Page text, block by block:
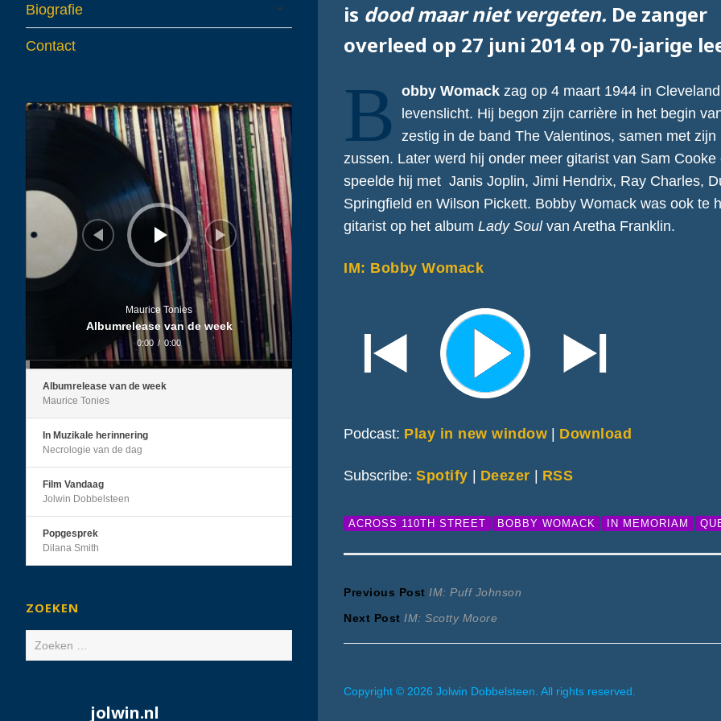
Biografie
child
menu
Contact
Audiospeler
Maurice Tonies
Albumrelease van de week
0:00 / 0:00
Albumrelease van de week
Maurice Tonies
In Muzikale herinnering
Necrologie van de dag
Film Vandaag
Jolwin Dobbelsteen
Popgesprek
Dilana Smith
ZOEKEN
Zoeken
naar:
jolwin.nl
is dood maar niet vergeten. De zanger
overleed op 27 juni 2014 op 70-jarige
B obby Womack zag op 4 maart 1944 in
levenslicht. Hij begon zijn carrière in het begin
zestig in de band The Valentinos, samen met zijn
zussen. Later werd hij onder meer gitarist van Sam Cooke
speelde hij met Janis Joplin, Jimi Hendrix, Ray Charles,
Springfield en Wilson Pickett. Bobby Womack was ook te
gitarist op het albumLady Soulvan Aretha Franklin.
IM: Bobby Womack
Podcast: Play in new window | Download
Subscribe:Spotify | Deezer | RSS
ACROSS 110TH STREET BOBBY WOMACK IN MEMORIAM
Bericht
navigatie
Previous Post Previous
post:
IM: Puff Johnson
Next Post Next
post:
IM: Scotty Moore
Copyright © 2026 Jolwin Dobbelsteen. All rights reserved.